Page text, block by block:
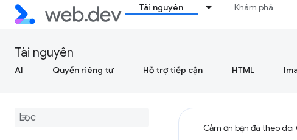
Tài nguyên Khám phá
Tài nguyên
AI Quyền riêng tư Hỗ trợ tiếp cận HTML
Cảm ơn bạn đã theo dõi